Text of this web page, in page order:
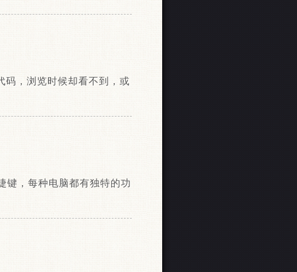
，浏览时候却看不到，或
键，每种电脑都有独特的功